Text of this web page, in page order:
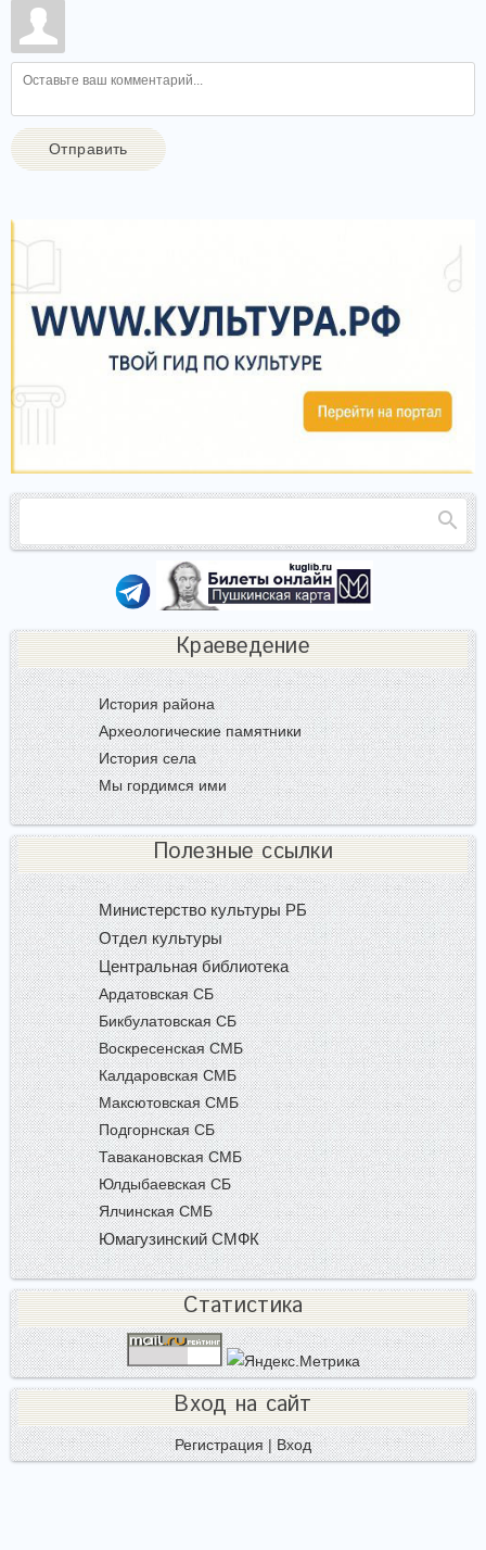
Отправить
Краеведение
История района
Археологические памятники
История села
Мы гордимся ими
Полезные ссылки
Министерство культуры РБ
Отдел культуры
Центральная библиотека
Ардатовская СБ
Бикбулатовская СБ
Воскресенская СМБ
Калдаровская СМБ
Максютовская СМБ
Подгорнская СБ
Тавакановская СМБ
Юлдыбаевская СБ
Ялчинская СМБ
Юмагузинский СМФК
Статистика
Вход на сайт
Регистрация|Вход